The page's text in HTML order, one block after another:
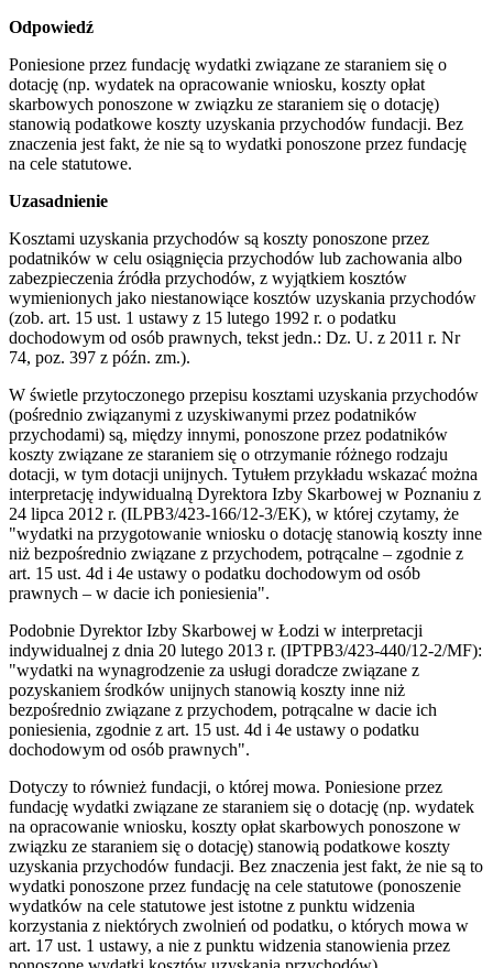
Odpowiedź
Poniesione przez fundację wydatki związane ze staraniem się o
dotację (np. wydatek na opracowanie wniosku, koszty opłat
skarbowych ponoszone w związku ze staraniem się o dotację)
stanowią podatkowe koszty uzyskania przychodów fundacji. Bez
znaczenia jest fakt, że nie są to wydatki ponoszone przez fundację
na cele statutowe.
Uzasadnienie
Kosztami uzyskania przychodów są koszty ponoszone przez
podatników w celu osiągnięcia przychodów lub zachowania albo
zabezpieczenia źródła przychodów, z wyjątkiem kosztów
wymienionych jako niestanowiące kosztów uzyskania przychodów
(zob. art. 15 ust. 1 ustawy z 15 lutego 1992 r. o podatku
dochodowym od osób prawnych, tekst jedn.: Dz. U. z 2011 r. Nr
74, poz. 397 z późn. zm.).
W świetle przytoczonego przepisu kosztami uzyskania przychodów
(pośrednio związanymi z uzyskiwanymi przez podatników
przychodami) są, między innymi, ponoszone przez podatników
koszty związane ze staraniem się o otrzymanie różnego rodzaju
dotacji, w tym dotacji unijnych. Tytułem przykładu wskazać można
interpretację indywidualną Dyrektora Izby Skarbowej w Poznaniu z
24 lipca 2012 r. (ILPB3/423-166/12-3/EK), w której czytamy, że
"wydatki na przygotowanie wniosku o dotację stanowią koszty inne
niż bezpośrednio związane z przychodem, potrącalne – zgodnie z
art. 15 ust. 4d i 4e ustawy o podatku dochodowym od osób
prawnych – w dacie ich poniesienia".
Podobnie Dyrektor Izby Skarbowej w Łodzi w interpretacji
indywidualnej z dnia 20 lutego 2013 r. (IPTPB3/423-440/12-2/MF):
"wydatki na wynagrodzenie za usługi doradcze związane z
pozyskaniem środków unijnych stanowią koszty inne niż
bezpośrednio związane z przychodem, potrącalne w dacie ich
poniesienia, zgodnie z art. 15 ust. 4d i 4e ustawy o podatku
dochodowym od osób prawnych".
Dotyczy to również fundacji, o której mowa. Poniesione przez
fundację wydatki związane ze staraniem się o dotację (np. wydatek
na opracowanie wniosku, koszty opłat skarbowych ponoszone w
związku ze staraniem się o dotację) stanowią podatkowe koszty
uzyskania przychodów fundacji. Bez znaczenia jest fakt, że nie są to
wydatki ponoszone przez fundację na cele statutowe (ponoszenie
wydatków na cele statutowe jest istotne z punktu widzenia
korzystania z niektórych zwolnień od podatku, o których mowa w
art. 17 ust. 1 ustawy, a nie z punktu widzenia stanowienia przez